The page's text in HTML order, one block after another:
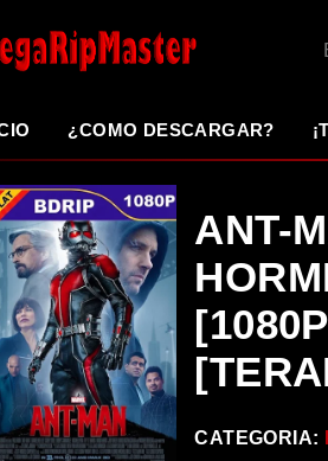
¿COMO DESCARGAR?
ANT-
CATEGORIA: